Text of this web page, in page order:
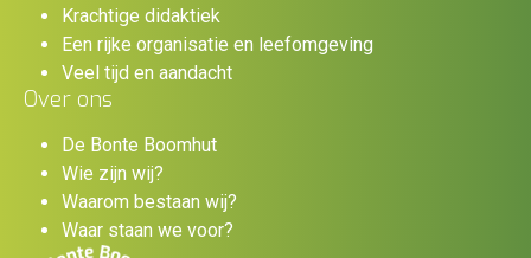
Krachtige didaktiek
Een rijke organisatie en leefomgeving
Veel tijd en aandacht
Over ons
De Bonte Boomhut
Wie zijn wij?
Waarom bestaan wij?
Waar staan we voor?